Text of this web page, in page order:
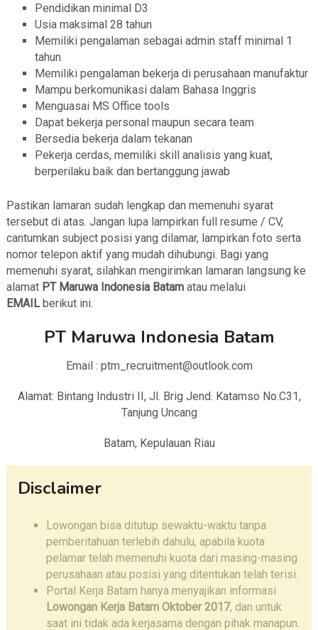
Pendidikan minimal D3
Usia maksimal 28 tahun
Memiliki pengalaman sebagai admin staff minimal 1
tahun
Memiliki pengalaman bekerja di perusahaan manufaktur
Mampu berkomunikasi dalam Bahasa Inggris
Menguasai MS Office tools
Dapat bekerja personal maupun secara team
Bersedia bekerja dalam tekanan
Pekerja cerdas, memiliki skill analisis yang kuat,
berperilaku baik dan bertanggung jawab
Pastikan lamaran sudah lengkap dan memenuhi syarat
tersebut di atas. Jangan lupa lampirkan full resume / CV,
cantumkan subject posisi yang dilamar, lampirkan foto serta
nomor telepon aktif yang mudah dihubungi. Bagi yang
memenuhi syarat, silahkan mengirimkan lamaran langsung ke
alamat PT Maruwa Indonesia Batam atau melalui
EMAILberikut ini.
PT Maruwa Indonesia Batam
Email : ptm_recruitment@outlook.com
Alamat: Bintang Industri II, Jl. Brig Jend. Katamso No.C31,
Tanjung Uncang
Batam, Kepulauan Riau
Disclaimer
Lowongan bisa ditutup sewaktu-waktu tanpa
pemberitahuan terlebih dahulu, apabila kuota
pelamar telah memenuhi kuota dari masing-masing
perusahaan atau posisi yang ditentukan telah terisi.
Portal Kerja Batam hanya menyajikan informasi
Lowongan Kerja Batam Oktober 2017, dan untuk
saat ini tidak ada kerjasama dengan pihak manapun.